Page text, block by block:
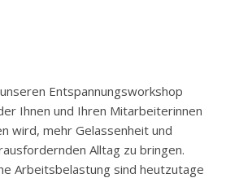
Entspannungsworkshop
Ihnen und Ihren Mitarbeiterinnen
wird, mehr Gelassenheit und
Alltag zu bringen.
Arbeitsbelastung sind heutzutage